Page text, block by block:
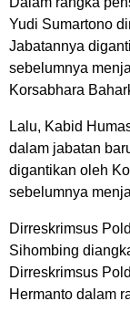
Yudi Sumartono
Jabatannya
sebelumnya
Korsabhara
Lalu, Kabid
dalam jabatan
digantikan oleh
sebelumnya
Dirreskrimsus
Sihombing
Dirreskrimsus
Hermanto dalam